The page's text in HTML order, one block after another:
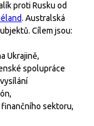
proti Rusku od
. Australská
Cílem jsou:
Ukrajině,
spolupráce
sektoru,